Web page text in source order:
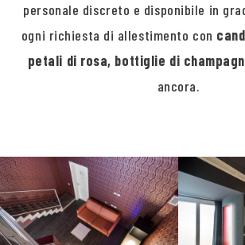
personale discreto e disponibile in
ogni richiesta di allestimento con
petali di rosa, bottiglie di
ancora.